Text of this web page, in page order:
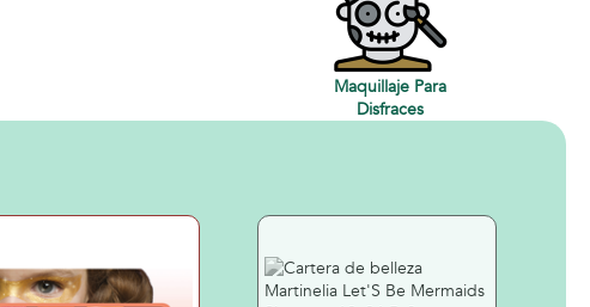
Maquillaje Para
Disfraces